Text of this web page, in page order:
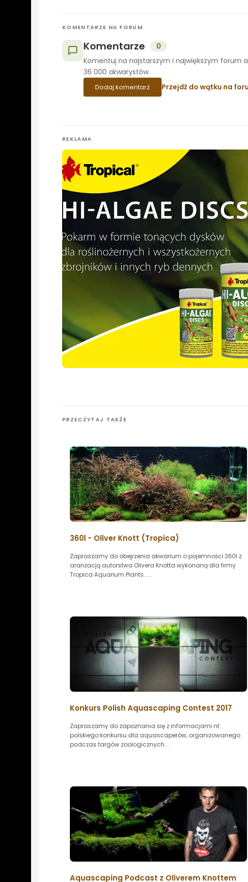
KOMENTARZE NA FORUM
Komentarze
0
Komentuj na najstarszym i największym forum
36 000 akwarystów.
Dodaj komentarz Przejdź do wątku na
REKLAMA
PRZECZYTAJ TAKŻE
360l - Oliver Knott (Tropica)
Zapraszamy do obejrzenia akwarium o pojemności 360l z
aranżacją autorstwa Olivera Knotta wykonaną dla firmy
Tropica Aquarium Plants......
Konkurs Polish Aquascaping Contest 2017
Zapraszamy do zapoznania się z informacjami nt.
polskiego konkursu dla aquascaperów, organizowanego
podczas targów zoologicznych...
Aquascaping Podcast z Oliverem Knottem